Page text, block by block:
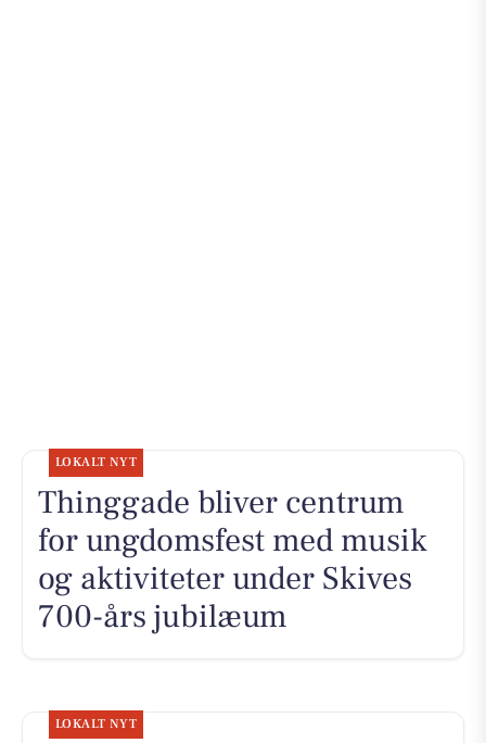
LOKALT NYT
Thinggade bliver centrum
for ungdomsfest med musik
og aktiviteter under Skives
700-års jubilæum
LOKALT NYT